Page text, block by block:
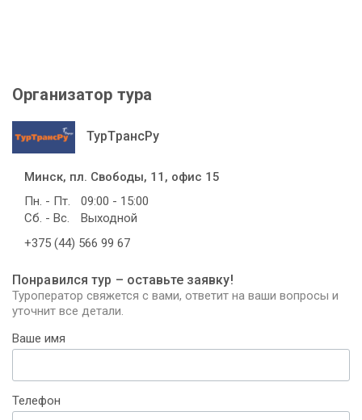
Организатор тура
ТурТрансРу
Минск, пл. Свободы, 11, офис 15
Пн. - Пт.
09:00 - 15:00
Сб. - Вс.
Выходной
+375 (44) 566 99 67
Понравился тур – оставьте заявку!
Туроператор свяжется с вами, ответит на ваши вопросы и
уточнит все детали.
Ваше имя
Телефон